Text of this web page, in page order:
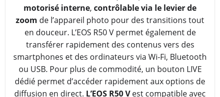
motorisé interne, contrôlable via le levier de
zoom de l’appareil photo pour des transitions tout
en douceur. L’EOS R50 V permet également de
transférer rapidement des contenus vers des
smartphones et des ordinateurs via Wi-Fi, Bluetooth
ou USB. Pour plus de commodité, un bouton LIVE
dédié permet d’accéder rapidement aux options de
diffusion en direct. L’EOS R50 Vest compatible avec